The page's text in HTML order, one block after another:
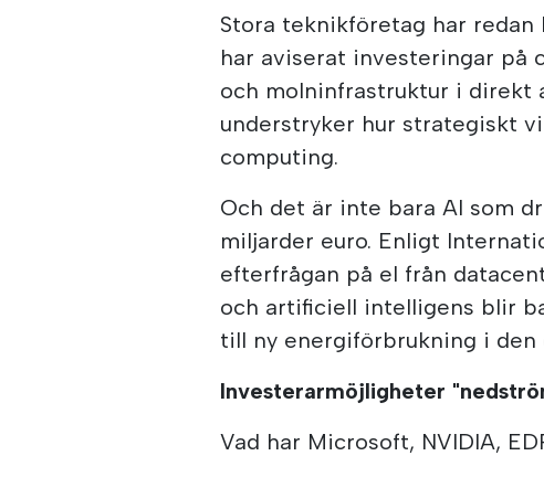
Stora teknikföretag har
har aviserat investeringar på
och molninfrastruktur i direkt
understryker hur strategiskt
computing.
Och det är inte bara AI som
miljarder euro. Enligt
efterfrågan på el från
och artificiell intelligens blir
till ny energiförbrukning i den
Investerarmöjligheter
Vad har Microsoft, NVIDIA,